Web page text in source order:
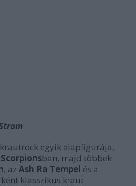
egyik alapfigurája,
Scorpionsban, majd többek
, az Ash Ra Tempel és a
klasszikus kraut